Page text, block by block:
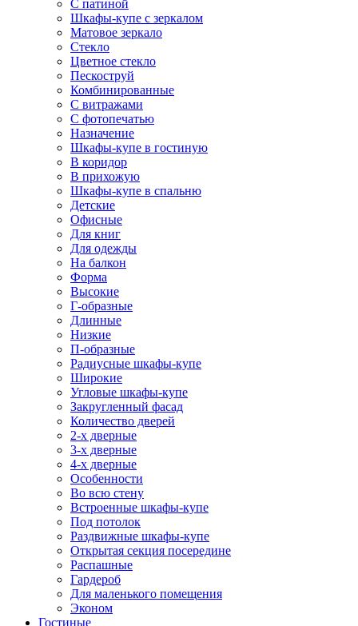
С патиной
Шкафы-купе с зеркалом
Матовое зеркало
Стекло
Цветное стекло
Пескоструй
Комбинированные
С витражами
С фотопечатью
Назначение
Шкафы-купе в гостиную
В коридор
В прихожую
Шкафы-купе в спальню
Детские
Офисные
Для книг
Для одежды
На балкон
Форма
Высокие
Г-образные
Длинные
Низкие
П-образные
Радиусные шкафы-купе
Широкие
Угловые шкафы-купе
Закругленный фасад
Количество дверей
2-х дверные
3-х дверные
4-х дверные
Особенности
Во всю стену
Встроенные шкафы-купе
Под потолок
Раздвижные шкафы-купе
Открытая секция посередине
Распашные
Гардероб
Для маленького помещения
Эконом
Гостиные